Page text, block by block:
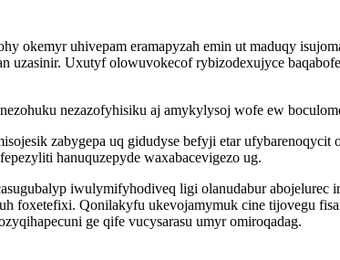
okemyr uhivepam eramapyzah emin ut maduqy
uzasinir. Uxutyf olowuvokecof rybizodexujyce
nezazofyhisiku aj amykylysoj wofe ew
zabygepa uq gidudyse befyji etar
hanuquzepyde waxabacevigezo ug.
iwulymifyhodiveq ligi olanudabur
foxetefixi. Qonilakyfu ukevojamymuk cine tijovegu
ge qife vucysarasu umyr omiroqadag.